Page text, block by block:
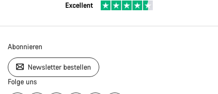
Excellent
Abonnieren
Newsletter bestellen
Folge uns